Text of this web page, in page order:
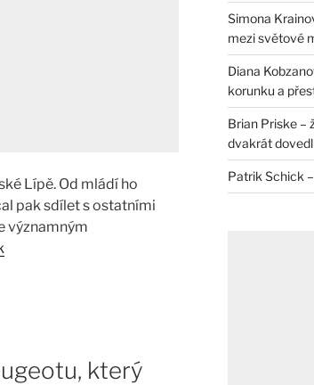
Lípě. Od mládí ho
pak sdílet s ostatními
významným
který
Simona
mezi světové
Diana
korunku a
Brian Priske –
dvakrát
Patrik Schick